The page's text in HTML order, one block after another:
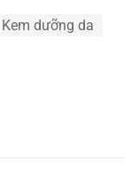
Kem dưỡng da